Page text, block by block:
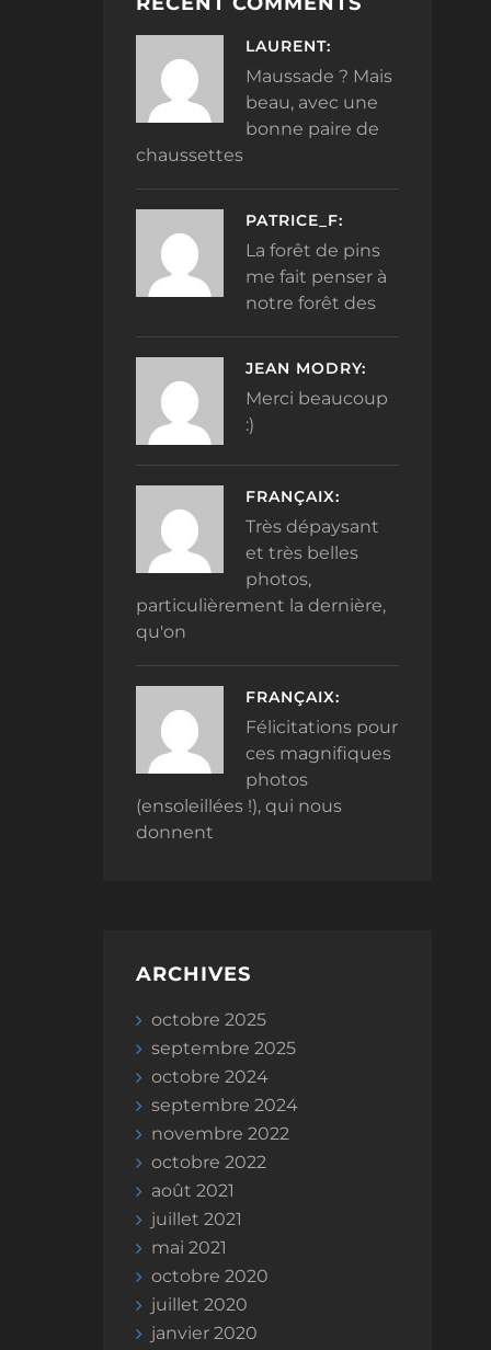
LAURENT:
Maussade ? Mais
beau, avec une
bonne paire de
chaussettes
PATRICE_F:
La forêt de pins
me fait penser à
notre forêt des
JEAN MODRY:
Merci beaucoup
:)
FRANÇAIX:
Très dépaysant
et très belles
photos,
particulièrement la dernière,
qu'on
FRANÇAIX:
Félicitations pour
ces magnifiques
photos
(ensoleillées !), qui nous
donnent
ARCHIVES
octobre 2025
septembre 2025
octobre 2024
septembre 2024
novembre 2022
octobre 2022
août 2021
juillet 2021
mai 2021
octobre 2020
juillet 2020
janvier 2020